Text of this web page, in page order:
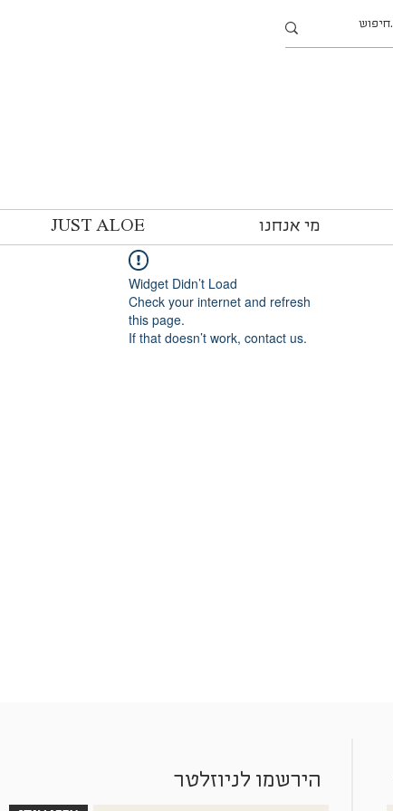
מי אנחנו JUST ALOE
Widget Didn’t Load
Check your internet and refresh
this page.
If that doesn’t work, contact us.
הירשמו לניוזלטר